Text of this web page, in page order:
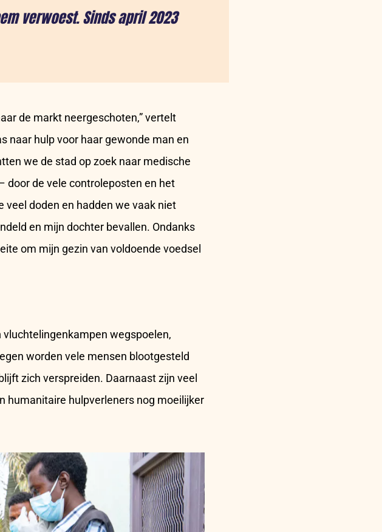
verwoest. Sinds april 2023
de markt neergeschoten,” vertelt
naar hulp voor haar gewonde man en
we de stad op zoek naar medische
door de vele controleposten en het
veel doden en hadden we vaak niet
en mijn dochter bevallen. Ondanks
om mijn gezin van voldoende voedsel
wegspoelen,
worden vele mensen blootgesteld
zich verspreiden. Daarnaast zijn veel
humanitaire hulpverleners nog moeilijker